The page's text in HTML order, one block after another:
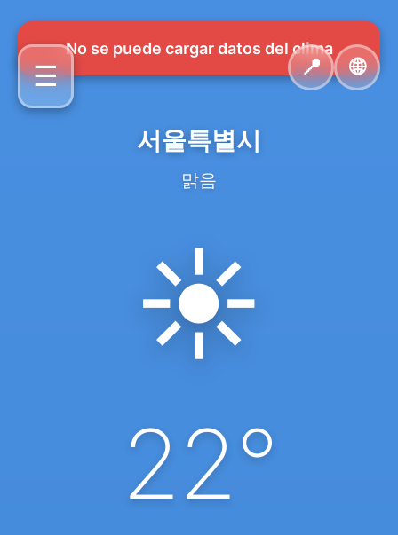
☰ 📍 🌐
서울특별시
맑음
☀️
22°
No se puede cargar datos del clima